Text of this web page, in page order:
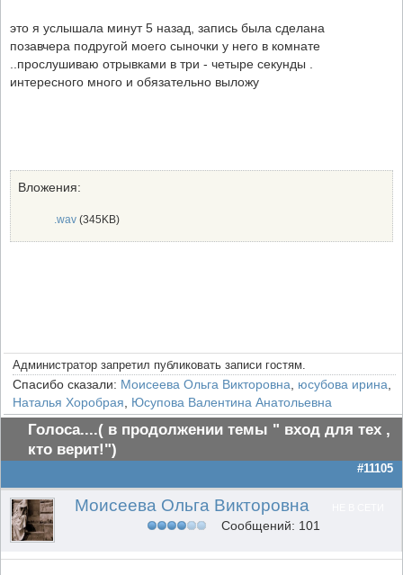
это я услышала минут 5 назад, запись была сделана
позавчера подругой моего сыночки у него в комнате
..прослушиваю отрывками в три - четыре секунды .
интересного много и обязательно выложу
Вложения:
.wav (345KB)
Администратор запретил публиковать записи гостям.
Спасибо сказали: Моисеева Ольга Викторовна юсубова ирина
Наталья Хоробрая
Юсупова Валентина Анатольевна
Голоса....( в продолжении темы " вход для тех ,
кто верит!")
#11105
Моисеева Ольга Викторовна
Сообщений: 101